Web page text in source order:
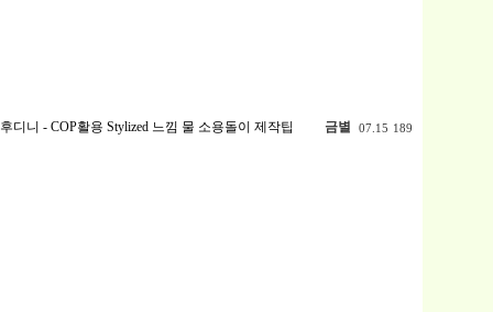
후디니 - COP활용 Stylized 느낌 물 소용돌이 제작팁 금별 07.15 189